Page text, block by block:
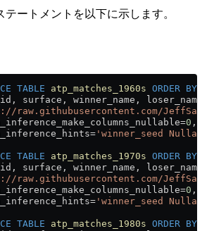
テートメントを以下に示します。
TABLE atp_matches_1960s ORDER BY
surface, winner_name,
raw.githubusercontent.com/
=0 ,
= 'winner_seed
TABLE atp_matches_1970s ORDER BY
surface, winner_name,
raw.githubusercontent.com/
=0 ,
= 'winner_seed
TABLE atp_matches_1980s ORDER BY